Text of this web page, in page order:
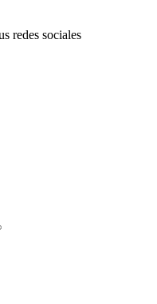
redes sociales